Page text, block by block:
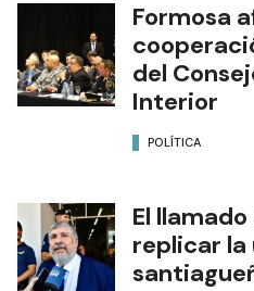
Formosa
del
Interior
POLÍTICA
El
replicar la